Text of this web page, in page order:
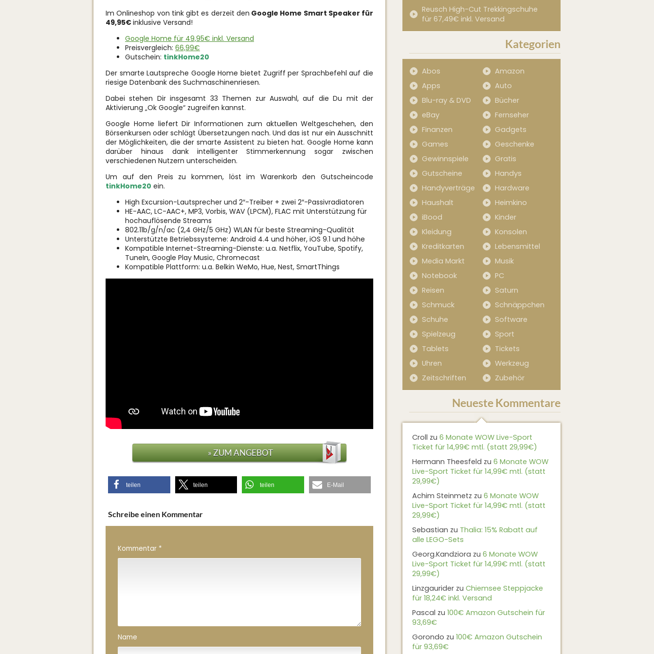
Im Onlineshop von tink gibt es derzeit den Google Home Smart Speaker für
49,95€inklusive Versand!
Google Home für 49,95€ inkl. Versand
Preisvergleich: 66,99€
Gutschein: tinkHome20
Der smarte Lautspreche Google Home bietet Zugriff per Sprachbefehl auf die
riesige Datenbank des Suchmaschinenriesen.
Dabei stehen Dir insgesamt 33 Themen zur Auswahl, auf die Du mit der
Aktivierung „Ok Google“ zugreifen kannst.
Google Home liefert Dir Informationen zum aktuellen Weltgeschehen, den
Börsenkursen oder schlägt Übersetzungen nach. Und das ist nur ein Ausschnitt
der Möglichkeiten, die der smarte Assistent zu bieten hat. Google Home kann
darüber hinaus dank intelligenter Stimmerkennung sogar zwischen
verschiedenen Nutzern unterscheiden.
Um auf den Preis zu kommen, löst im Warenkorb den Gutscheincode
tinkHome20 ein.
High Excursion-Lautsprecher und 2″-Treiber + zwei 2″-Passivradiatoren
HE-AAC, LC-AAC+, MP3, Vorbis, WAV (LPCM), FLAC mit Unterstützung für
hochauflösende Streams
802.11b/g/n/ac (2,4 GHz/5 GHz) WLAN für beste Streaming-Qualität
Unterstützte Betriebssysteme: Android 4.4 und höher, iOS 9.1 und höhe
Kompatible Internet-Streaming-Dienste: u.a. Netflix, YouTube, Spotify,
TuneIn, Google Play Music, Chromecast
Kompatible Plattform: u.a. Belkin WeMo, Hue, Nest, SmartThings
» ZUM ANGEBOT
teilen teilen teilen E-Mail
Schreibe einen Kommentar
Kommentar *
Name
Reusch High-Cut Trekkingschuhe
für 67,49€ inkl. Versand
Kategorien
Abos
Amazon
Apps
Auto
Blu-ray & DVD
Bücher
eBay
Fernseher
Finanzen
Gadgets
Games
Geschenke
Gewinnspiele
Gratis
Gutscheine
Handys
Handyverträge
Hardware
Haushalt
Heimkino
iBood
Kinder
Kleidung
Konsolen
Kreditkarten
Lebensmittel
Media Markt
Musik
Notebook
PC
Reisen
Saturn
Schmuck
Schnäppchen
Schuhe
Software
Spielzeug
Sport
Tablets
Tickets
Uhren
Werkzeug
Zeitschriften
Zubehör
Neueste Kommentare
Croll zu 6 Monate WOW Live-Sport
Ticket für 14,99€ mtl. (statt 29,99€)
Hermann Theesfeld zu 6 Monate WOW
Live-Sport Ticket für 14,99€ mtl. (statt
29,99€)
Achim Steinmetz zu 6 Monate WOW
Live-Sport Ticket für 14,99€ mtl. (statt
29,99€)
Sebastian zu Thalia: 15% Rabatt auf
alle LEGO-Sets
Georg.Kandziora zu 6 Monate WOW
Live-Sport Ticket für 14,99€ mtl. (statt
29,99€)
Linzgaurider zu Chiemsee Steppjacke
für 18,24€ inkl. Versand
Pascal zu 100€ Amazon Gutschein für
93,69€
Gorondo zu 100€ Amazon Gutschein
für 93,69€